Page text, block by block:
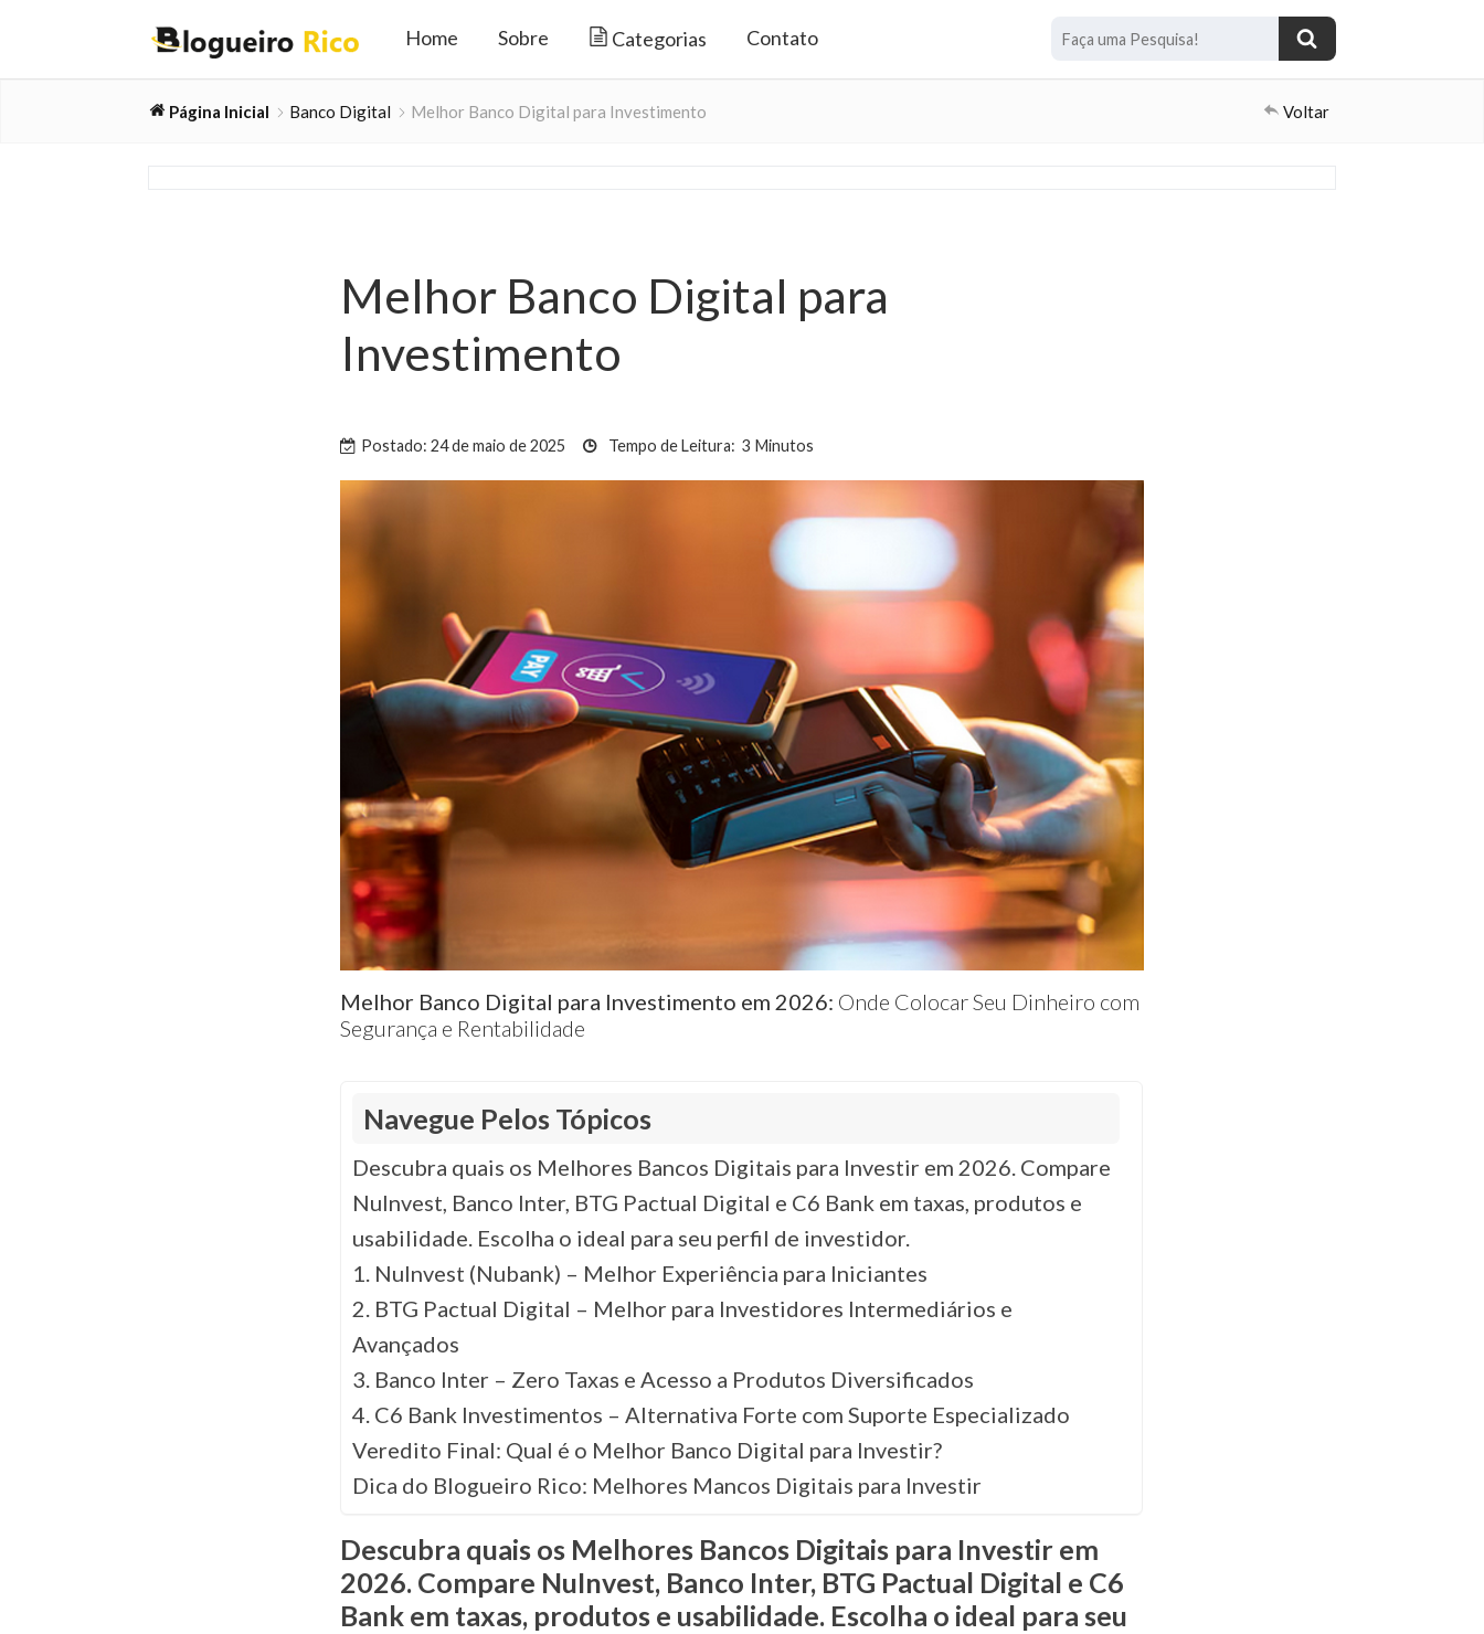
Home Sobre Categorias Contato
Página Inicial Banco Digital Melhor Banco Digital para Investimento Voltar
Melhor Banco Digital para
Investimento
Postado: 24 de maio de 2025 Tempo de Leitura: 3 Minutos
Melhor Banco Digital para Investimento em 2026: Onde Colocar Seu Dinheiro com
Segurança e Rentabilidade
Navegue Pelos Tópicos
Descubra quais os Melhores Bancos Digitais para Investir em 2026. Compare
NuInvest, Banco Inter, BTG Pactual Digital e C6 Bank em taxas, produtos e
usabilidade. Escolha o ideal para seu perfil de investidor.
1. NuInvest (Nubank) – Melhor Experiência para Iniciantes
2. BTG Pactual Digital – Melhor para Investidores Intermediários e
Avançados
3. Banco Inter – Zero Taxas e Acesso a Produtos Diversificados
4. C6 Bank Investimentos – Alternativa Forte com Suporte Especializado
Veredito Final: Qual é o Melhor Banco Digital para Investir?
Dica do Blogueiro Rico: Melhores Mancos Digitais para Investir
Descubra quais os Melhores Bancos Digitais para Investir em
2026. Compare NuInvest, Banco Inter, BTG Pactual Digital e C6
Bank em taxas, produtos e usabilidade. Escolha o ideal para seu